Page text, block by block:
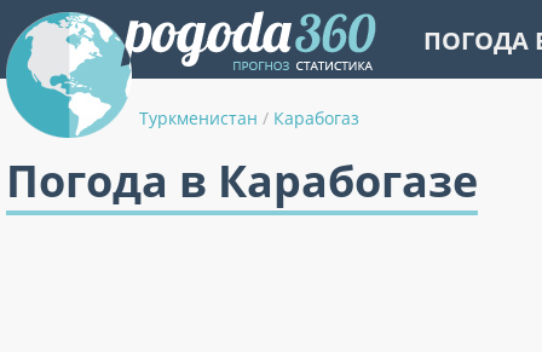
ПОГОДА
Туркменистан / Карабогаз
Погода в Карабогазе